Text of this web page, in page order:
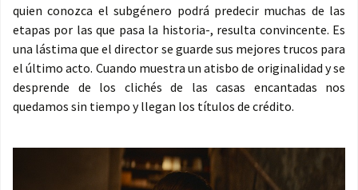
quien conozca el subgénero podrá predecir muchas de las
etapas por las que pasa la historia-, resulta convincente. Es
una lástima que el director se guarde sus mejores trucos para
el último acto. Cuando muestra un atisbo de originalidad y se
desprende de los clichés de las casas encantadas nos
quedamos sin tiempo y llegan los títulos de crédito.